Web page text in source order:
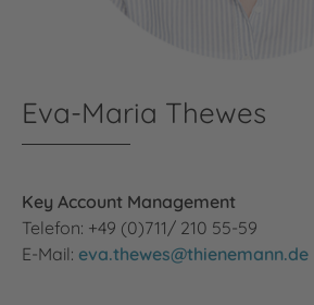
Eva-Maria Thewes
Key Account Management
Telefon: +49 (0)711/ 210 55-59
E-Mail: eva.thewes@thienemann.de